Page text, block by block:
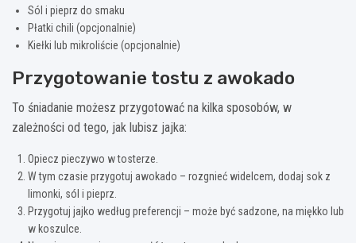
Sól i pieprz do smaku
Płatki chili (opcjonalnie)
Kiełki lub mikroliście (opcjonalnie)
Przygotowanie tostu z awokado
To śniadanie możesz przygotować na kilka sposobów, w
zależności od tego, jak lubisz jajka:
Opiecz pieczywo w tosterze.
W tym czasie przygotuj awokado – rozgnieć widelcem, dodaj sok z
limonki, sól i pieprz.
Przygotuj jajko według preferencji – może być sadzone, na miękko lub
w koszulce.